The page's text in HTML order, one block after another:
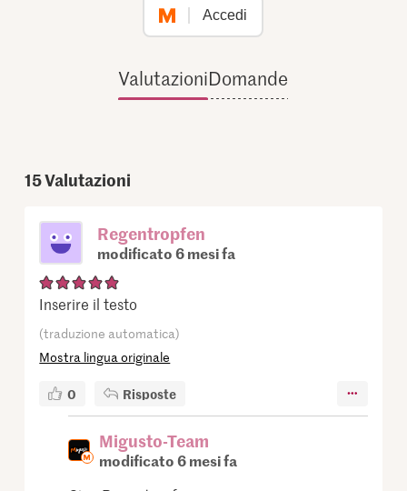
Accedi
ValutazioniDomande
15Valutazioni
Regentropfen
modificato 6 mesi fa
Inserire il testo
(traduzione automatica)
Mostra lingua originale
0 Risposte
Migusto-Team
modificato 6 mesi fa